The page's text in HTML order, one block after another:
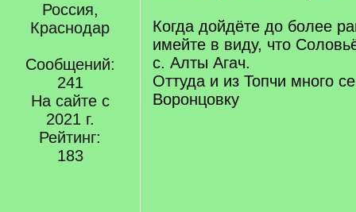
Россия,
Краснодар
Сообщений:
241
На сайте с
2021 г.
Рейтинг:
183
Когда дойдёте до более
имейте в виду, что
с. Алты Агач.
Оттуда и из Топчи много
Воронцовку